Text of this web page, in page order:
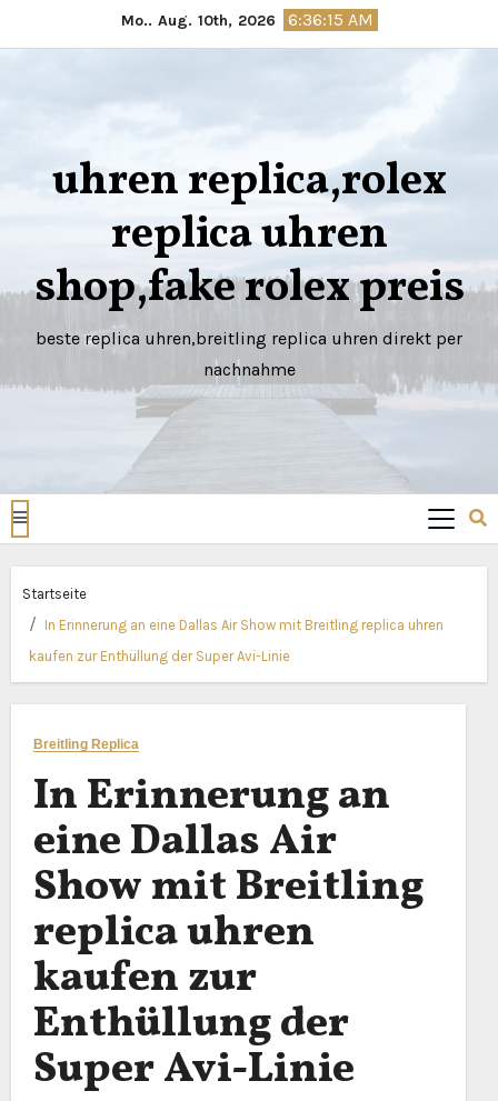
zum
Mo.. Aug. 10th, 2026 6:36:17 AM
uhren replica,rolex
replica uhren
shop,fake rolex preis
beste replica uhren,breitling replica uhren direkt per
nachnahme
Startseite
In Erinnerung an eine Dallas Air Show mit Breitling replica uhren
kaufen zur Enthüllung der Super Avi-Linie
Breitling Replica
In Erinnerung an
eine Dallas Air
Show mit Breitling
replica uhren
kaufen zur
Enthüllung der
Super Avi-Linie